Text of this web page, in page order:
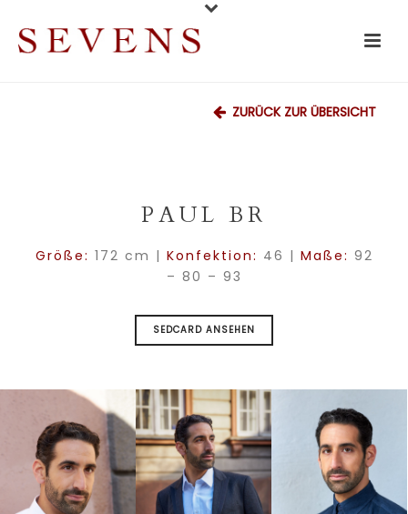
ZURÜCK ZUR ÜBERSICHT
PAUL BR
Größe: 172 cm | Konfektion: 46 | Maße: 92
– 80 – 93
SEDCARD ANSEHEN